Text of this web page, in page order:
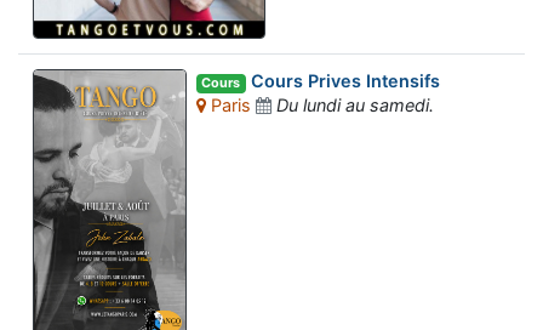
Cours Cours Prives Intensifs
Paris
Du lundi au samedi.